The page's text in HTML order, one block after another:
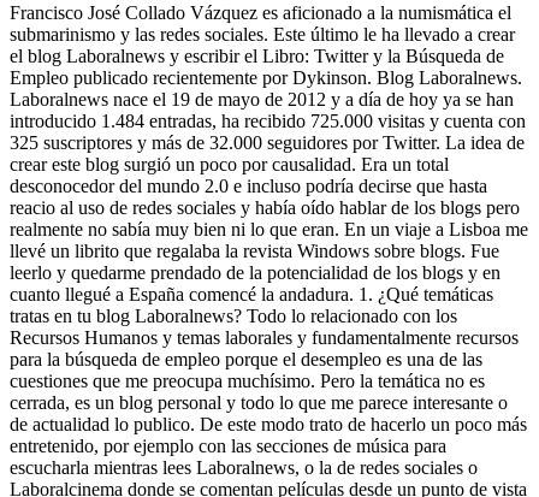
Francisco José Collado Vázquez es aficionado a la numismática el
submarinismo y las redes sociales. Este último le ha llevado a crear
el blog Laboralnews y escribir el Libro: Twitter y la Búsqueda de
Empleo publicado recientemente por Dykinson. Blog Laboralnews.
Laboralnews nace el 19 de mayo de 2012 y a día de hoy ya se han
introducido 1.484 entradas, ha recibido 725.000 visitas y cuenta con
325 suscriptores y más de 32.000 seguidores por Twitter. La idea de
crear este blog surgió un poco por causalidad. Era un total
desconocedor del mundo 2.0 e incluso podría decirse que hasta
reacio al uso de redes sociales y había oído hablar de los blogs pero
realmente no sabía muy bien ni lo que eran. En un viaje a Lisboa me
llevé un librito que regalaba la revista Windows sobre blogs. Fue
leerlo y quedarme prendado de la potencialidad de los blogs y en
cuanto llegué a España comencé la andadura. 1. ¿Qué temáticas
tratas en tu blog Laboralnews? Todo lo relacionado con los
Recursos Humanos y temas laborales y fundamentalmente recursos
para la búsqueda de empleo porque el desempleo es una de las
cuestiones que me preocupa muchísimo. Pero la temática no es
cerrada, es un blog personal y todo lo que me parece interesante o
de actualidad lo publico. De este modo trato de hacerlo un poco más
entretenido, por ejemplo con las secciones de música para
escucharla mientras lees Laboralnews, o la de redes sociales o
Laboralcinema donde se comentan películas desde un punto de vista